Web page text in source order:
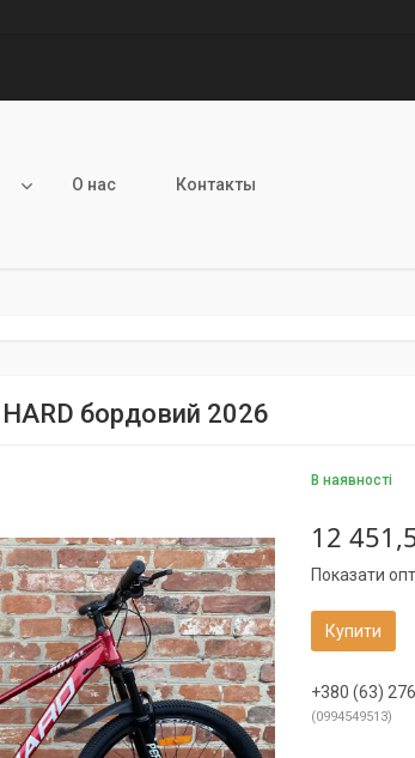
О нас Контакты
бордовий 2026
В наявності
12
Показати
Купити
+380 (63)
0994549513